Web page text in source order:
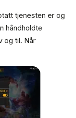
tjenesten er og
håndholdte
og til. Når